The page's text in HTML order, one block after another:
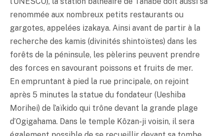
renommée aux nombreux petits restaurants ou
gargotes, appelées izakaya. Ainsi avant de partir à la
recherche des kamis (divinités shintoïstes) dans les
forêts de la péninsule, les pèlerins peuvent prendre
des forces en savourant poissons et fruits de mer.
En empruntant à pied la rue principale, on rejoint
après 5 minutes la statue du fondateur (Ueshiba
Morihei) de l’aïkido qui trône devant la grande plage
d’Ogigahama. Dans le temple Kôzan-ji voisin, il sera